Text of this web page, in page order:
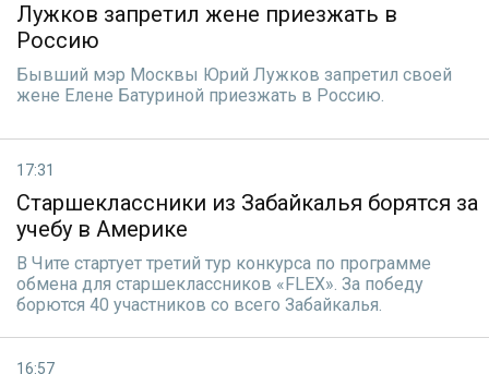
Лужков запретил жене приезжать в
Россию
Бывший мэр Москвы Юрий Лужков запретил своей
жене Елене Батуриной приезжать в Россию.
17:31
Старшеклассники из Забайкалья борятся за
учебу в Америке
В Чите стартует третий тур конкурса по программе
обмена для старшеклассников «FLEX». За победу
борются 40 участников со всего Забайкалья.
16:57